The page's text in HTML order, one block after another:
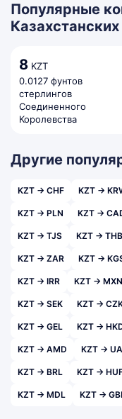
Популярные
Казахстанских
8 KZT
0.0127 фунтов
стерлингов
Соединенного
Королевства
Другие
KZT → CHF KZT →
KZT → PLN KZT →
KZT → TJS KZT → THB
KZT → ZAR KZT →
KZT → IRR KZT → MXN
KZT → SEK KZT →
KZT → GEL KZT →
KZT → AMD KZT →
KZT → BRL KZT →
KZT → MDL KZT →